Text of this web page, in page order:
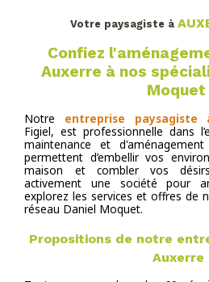
Votre paysagiste à
Confiez
Auxerre à nos
Moquet
Notre entreprise paysagiste
Figiel, est professionnelle dans
maintenance et
permettent d’embellir vos
maison et combler vos
activement une société pour
explorez les services et offres de
réseau Daniel Moquet.
Propositions de notre
Auxerre